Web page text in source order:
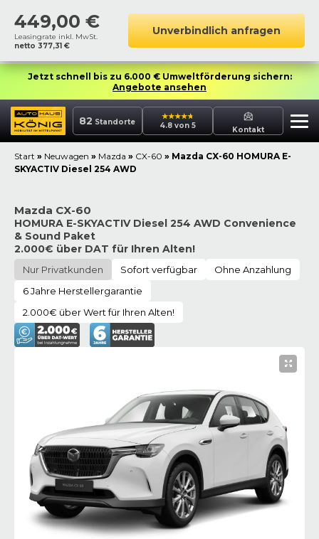
449,00 €
Leasingrate inkl. MwSt.
netto 377,31 €
Unverbindlich anfragen
Jetzt schnell bis zu 6.000 € Umweltförderung sichern:
Angebote ansehen
82 Standorte 4.8 von 5 Kontakt
Start » Neuwagen » Mazda » CX-60 » Mazda CX-60 HOMURA E-
SKYACTIV Diesel 254 AWD
Mazda CX-60
HOMURA E-SKYACTIV Diesel 254 AWD Convenience
& Sound Paket
2.000€ über DAT für Ihren Alten!
Nur Privatkunden Sofort verfügbar
Ohne Anzahlung
6 Jahre Herstellergarantie
2.000€ über Wert für Ihren Alten!